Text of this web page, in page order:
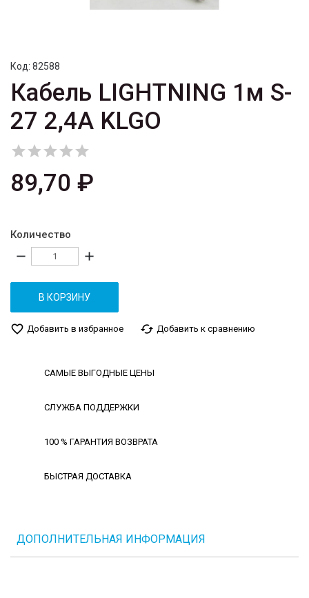
Код: 82588
Кабель LIGHTNING 1м S-
27 2,4A KLGO

89,70 ₽
Количество
remove add
В КОРЗИНУ
favorite_border Добавить в избранное cached Добавить к сравнению
САМЫЕ ВЫГОДНЫЕ ЦЕНЫ
СЛУЖБА ПОДДЕРЖКИ
100 % ГАРАНТИЯ ВОЗВРАТА
БЫСТРАЯ ДОСТАВКА
ДОПОЛНИТЕЛЬНАЯ ИНФОРМАЦИЯ